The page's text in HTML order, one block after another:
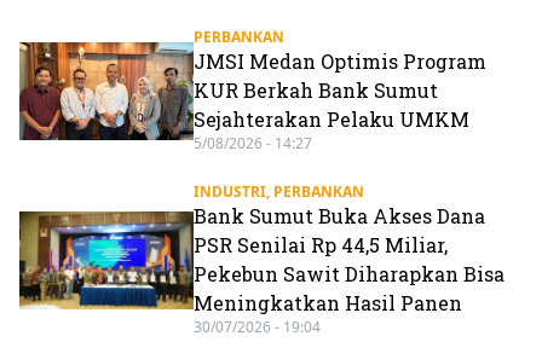
PERBANKAN
JMSI Medan Optimis Program
KUR Berkah Bank Sumut
Sejahterakan Pelaku UMKM
5/08/2026 - 14:27
INDUSTRI, PERBANKAN
Bank Sumut Buka Akses Dana
PSR Senilai Rp 44,5 Miliar,
Pekebun Sawit Diharapkan Bisa
Meningkatkan Hasil Panen
30/07/2026 - 19:04